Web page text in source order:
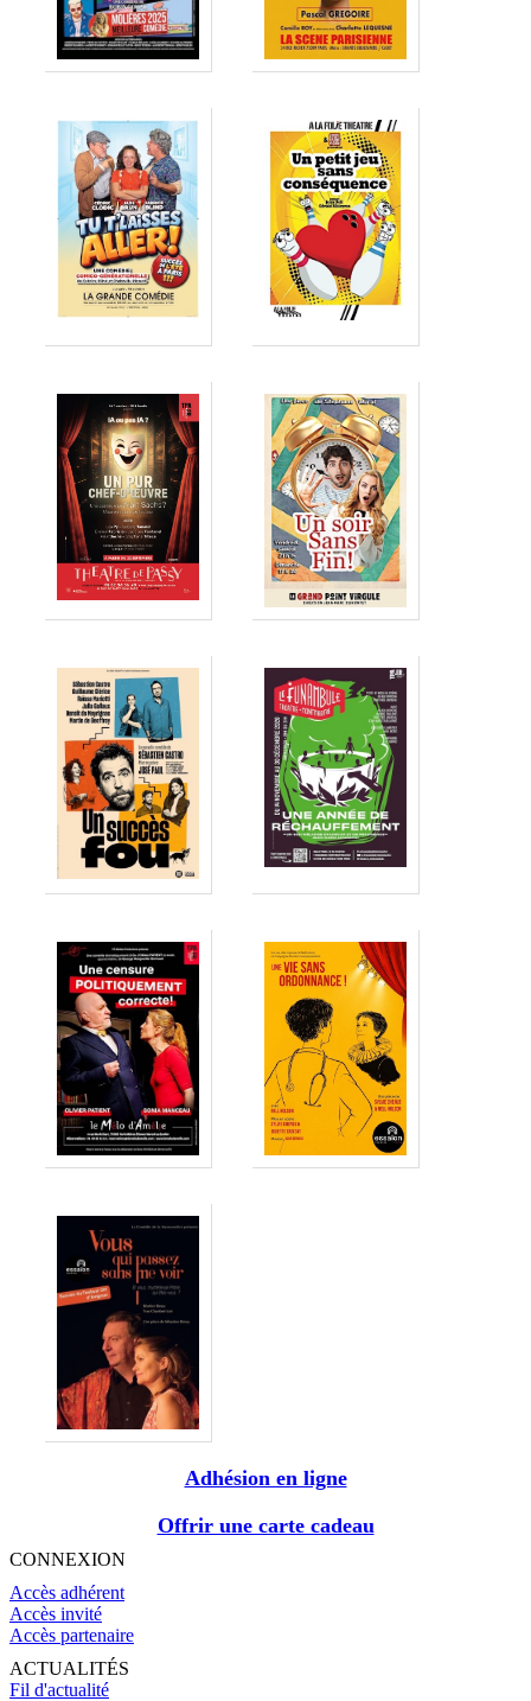
Adhésion en ligne
Offrir une carte cadeau
CONNEXION
Accès adhérent
Accès invité
Accès partenaire
ACTUALITÉS
Fil d'actualité